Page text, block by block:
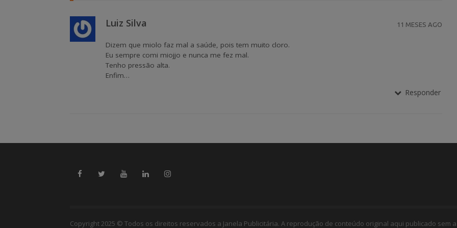
Luiz Silva 11 MESES AGO
Dizem que miolo faz mal a saúde, pois tem muito cloro.
Eu sempre comi miojjo e nunca me fez mal.
Tenho pressão alta.
Enfim…
Responder
Copyright 2025 © Todos os direitos reservados a Janela Publicitária. A reprodução de conteúdo original aqui publicado